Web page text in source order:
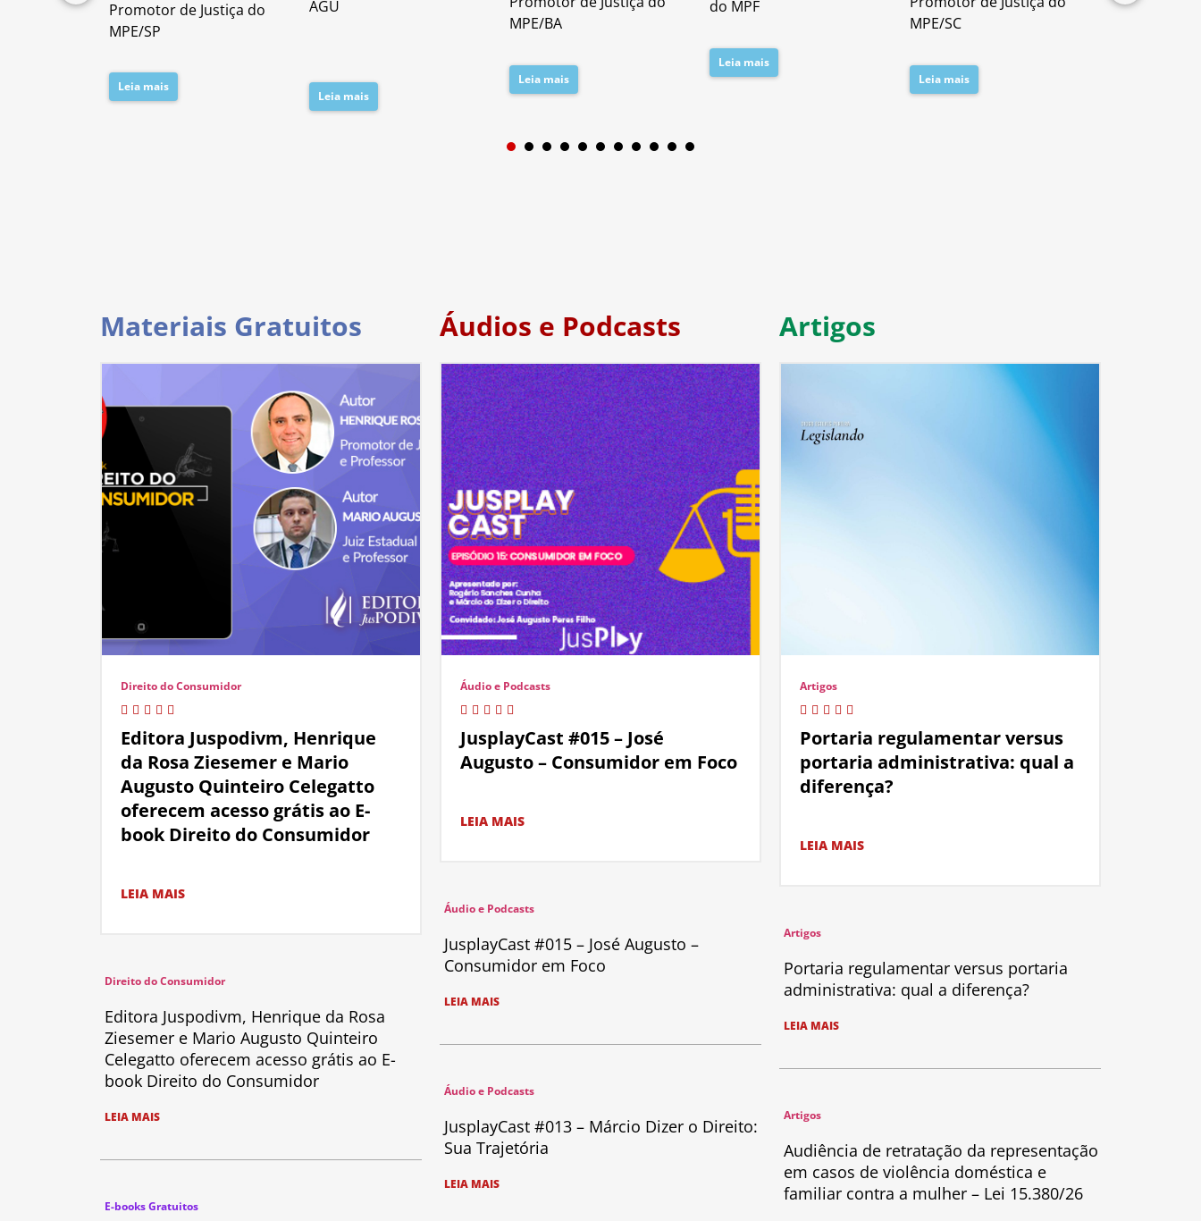
Promotor de Justiça do
MPE/SP
Leia mais
AGU
Leia mais
MPE/BA
Leia mais
do MPF
Leia mais
MPE/SC
Leia mais
Direito
1 2
Materiais Gratuitos
Direito do Consumidor
Editora Juspodivm, Henrique
da Rosa Ziesemer e Mario
Augusto Quinteiro Celegatto
oferecem acesso grátis ao E-
book Direito do Consumidor
LEIA MAIS
Direito do Consumidor
Editora Juspodivm, Henrique da Rosa
Ziesemer e Mario Augusto Quinteiro
Celegatto oferecem acesso grátis ao E-
book Direito do Consumidor
LEIA MAIS
E-books Gratuitos
Áudios e Podcasts
Áudio e Podcasts
JusplayCast #015 – José
Augusto – Consumidor em Foco
LEIA MAIS
Áudio e Podcasts
JusplayCast #015 – José Augusto –
Consumidor em Foco
LEIA MAIS
Áudio e Podcasts
JusplayCast #013 – Márcio Dizer o Direito:
Sua Trajetória
LEIA MAIS
Artigos
Artigos
Portaria regulamentar versus
portaria administrativa: qual a
diferença?
LEIA MAIS
Artigos
Portaria regulamentar versus portaria
administrativa: qual a diferença?
LEIA MAIS
Artigos
Audiência de retratação da representação
em casos de violência doméstica e
familiar contra a mulher – Lei 15.380/26